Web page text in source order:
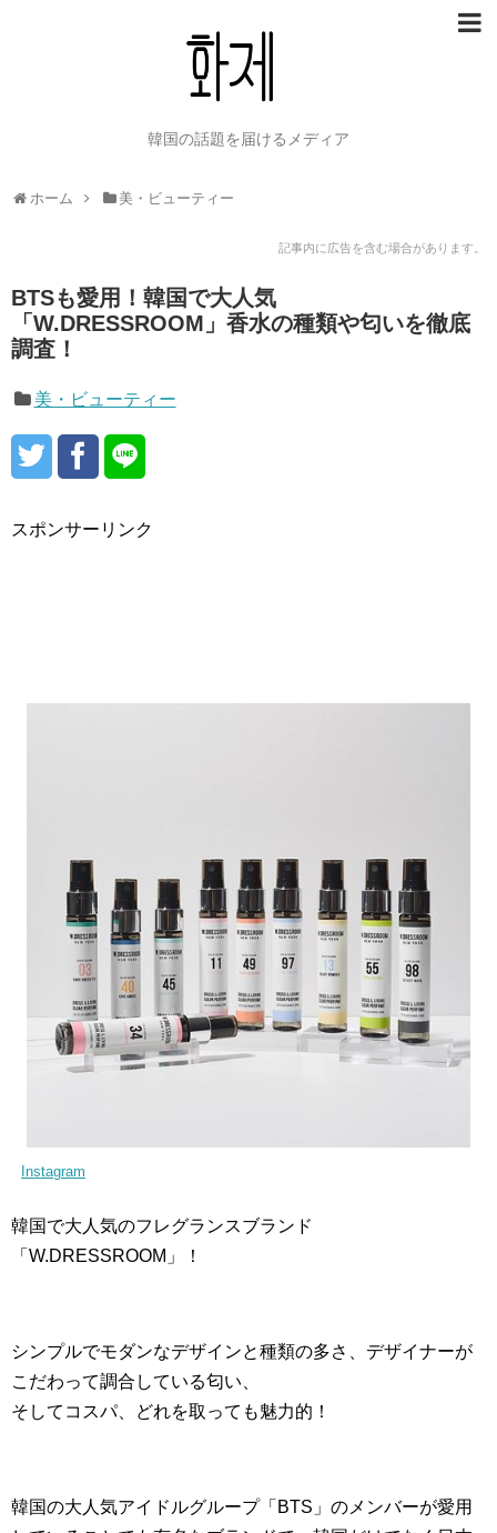
韓国の話題を届けるメディア
ホーム 美・ビューティー
記事内に広告を含む場合があります。
BTSも愛用！韓国で大人気
「W.DRESSROOM」香水の種類や匂いを徹底
調査！
美・ビューティー
スポンサーリンク
Instagram
韓国で大人気のフレグランスブランド
「W.DRESSROOM」！
シンプルでモダンなデザインと種類の多さ、デザイナーが
こだわって調合している匂い、
そしてコスパ、どれを取っても魅力的！
韓国の大人気アイドルグループ「BTS」のメンバーが愛用